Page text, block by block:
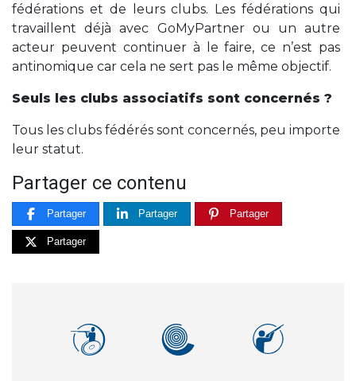
fédérations et de leurs clubs. Les fédérations qui
travaillent déjà avec GoMyPartner ou un autre
acteur peuvent continuer à le faire, ce n’est pas
antinomique car cela ne sert pas le même objectif.
Seuls les clubs associatifs sont concernés ?
Tous les clubs fédérés sont concernés, peu importe
leur statut.
Partager ce contenu
Partager Partager Partager
Partager